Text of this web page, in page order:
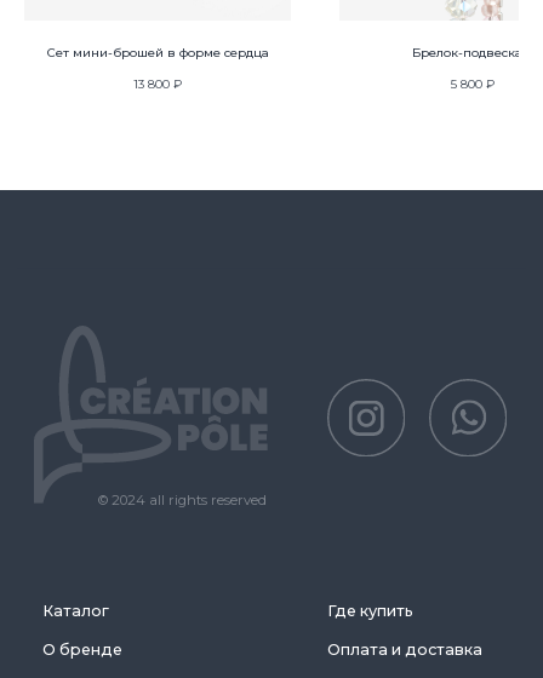
Сет мини-брошей в форме сердца
13 800 ₽
Брелок-подвеска S
5 800 ₽
Публичная оферта
Политика защиты и обработки персональных данных